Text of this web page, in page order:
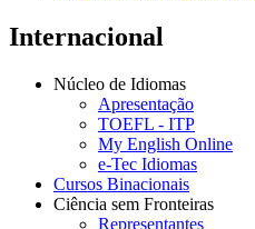
Internacional
Núcleo de Idiomas
Apresentação
TOEFL - ITP
My English Online
e-Tec Idiomas
Cursos Binacionais
Ciência sem Fronteiras
Representantes